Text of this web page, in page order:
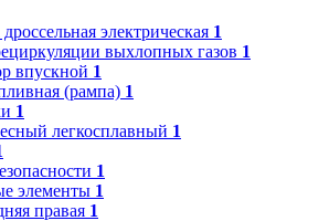
электрическая 1
выхлопных газов 1
впускной 1
(рампа) 1
1
легкосплавный 1
1
элементы 1
правая 1